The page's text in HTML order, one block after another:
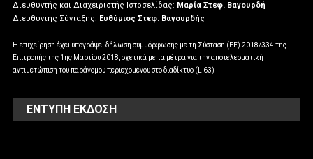
Διευθυντής και Διαχειριστής Ιστοσελίδας: Μαρία Στεφ. Βαγουρδή
Διευθυντής Σύνταξης: Ευθύμιος Στεφ. Βαγουρδής
Η επιχείρηση έχει υπογράψει δήλωση συμμόρφωσης με τη Σύσταση (ΕΕ) 2018/334 της
Επιτροπής της 1ης Μαρτίου 2018, σχετικά με τα μέτρα για την αποτελεσματική
αντιμετώπιση του παράνομου περιεχομένου στο διαδίκτυο (L 63)
ΕΝΤΥΠΗ ΕΚΔΟΣΗ